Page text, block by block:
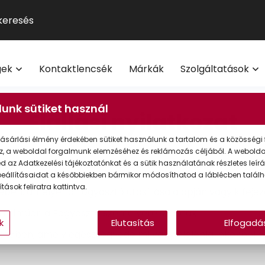
Kontaktlencsék Márkák Szolgáltatások
akció 20% I Vision Express Webshop
online | Vision Express webshop
Olvasó- és
GYIK
Polaroid
Kollekciók
Napszemüveg Outlet
Törzsvásárlói ajánlatok
Világmárkák
Elállási nyilatkozat
elállási jogaz alábbi esetbennem illetimeg a
amelyet a Fogyasztó utasítása alapján vagy
a Fogyasztó személyére szabtak.
amely egészségvédelmi vagy higiéniai okokból
sütiket használ
élmény érdekében sütiket használunk a tartalom és a közösségi
a weboldal forgalmunk elemzéséhez és reklámozás céljából. A
az Adatkezelési tájékoztatónkat és a sütik használatának részletes
a későbbiekben bármikor módosíthatod a láblécben
feliratra kattintva.
Elutasítás